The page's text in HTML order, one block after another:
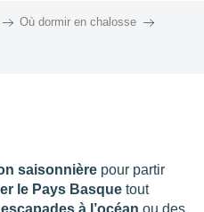
Où dormir en chalosse
aux favoris
saisonnière pour partir
le Pays Basque tout
escapades à l’océan ou des